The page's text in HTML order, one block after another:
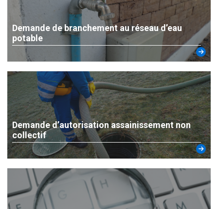
Demande de branchement au réseau d’eau
potable
Demande d’autorisation assainissement non
collectif